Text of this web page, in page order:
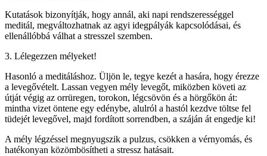
Kutatások bizonyítják, hogy annál, aki napi rendszerességgel
meditál, megváltozhatnak az agyi idegpályák kapcsolódásai, és
ellenállóbbá válhat a stresszel szemben.
3. Lélegezzen mélyeket!
Hasonló a meditáláshoz. Üljön le, tegye kezét a hasára, hogy érezze
a levegővételt. Lassan vegyen mély levegőt, miközben követi az
útját végig az orrüregen, torokon, légcsövön és a hörgőkön át:
mintha vizet öntene egy edénybe, alulról a hastól kezdve töltse fel
tüdejét levegővel, majd fordított sorrendben, a száján át engedje ki!
A mély légzéssel megnyugszik a pulzus, csökken a vérnyomás, és
hatékonyan közömbösítheti a stressz hatásait.